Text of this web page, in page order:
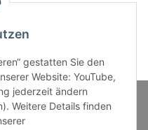
gestatten Sie den
Website: YouTube,
jederzeit ändern
Weitere Details finden